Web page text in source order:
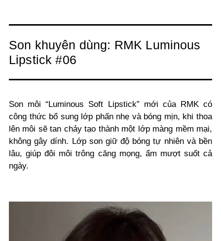
Son khuyên dùng: RMK Luminous
Lipstick #06
Son môi “Luminous Soft Lipstick” mới của RMK có
công thức bổ sung lớp phấn nhẹ và bóng mịn, khi thoa
lên môi sẽ tan chảy tạo thành một lớp màng mềm mại,
không gây dính. Lớp son giữ độ bóng tự nhiên và bền
lâu, giúp đôi môi trông căng mọng, ẩm mượt suốt cả
ngày.